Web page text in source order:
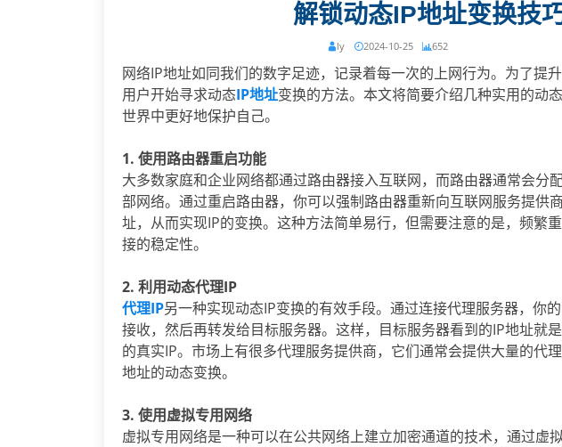
解锁动态IP地址变换技
ly 2024-10-25 652
网络IP地址如同我们的数字足迹，记录着每一次的上网行为。为了提
用户开始寻求动态IP地址变换的方法。本文将简要介绍几种实用的动
世界中更好地保护自己。
1. 使用路由器重启功能
大多数家庭和企业网络都通过路由器接入互联网，而路由器通常会分
部网络。通过重启路由器，你可以强制路由器重新向互联网服务提供
址，从而实现IP的变换。这种方法简单易行，但需要注意的是，频繁
接的稳定性。
2. 利用动态代理IP
代理IP另一种实现动态IP变换的有效手段。通过连接代理服务器，你
接收，然后再转发给目标服务器。这样，目标服务器看到的IP地址就
的真实IP。市场上有很多代理服务提供商，它们通常会提供大量的代
地址的动态变换。
3. 使用虚拟专用网络
虚拟专用网络是一种可以在公共网络上建立加密通道的技术，通过虚